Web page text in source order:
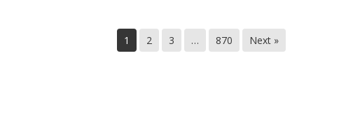
follow 1 2 3 … 870 Next »